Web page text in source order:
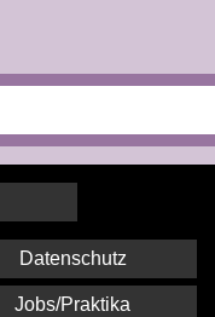
Datenschutz
Jobs/Praktika